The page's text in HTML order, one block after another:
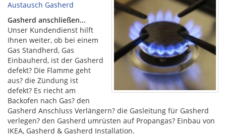
Austausch Gasherd
Gasherd anschließen...
Unser Kundendienst hilft
Ihnen weiter, ob bei einem
Gas Standherd, Gas
Einbauherd, ist der Gasherd
defekt? Die Flamme geht
aus? die Zündung ist
defekt? Es riecht am
Backofen nach Gas? den
Gasherd Anschluss Verlängern? die Gasleitung für Gasherd
verlegen? den Gasherd umrüsten auf Propangas? Einbau von
IKEA, Gasherd & Gasherd Installation.